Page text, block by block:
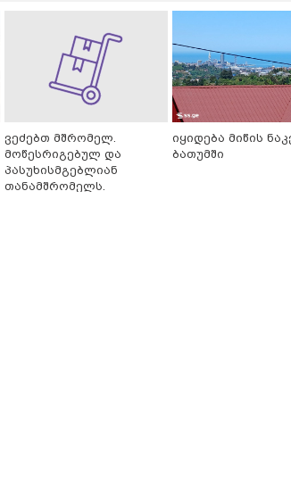
ვეძებთ მშრომელ.
მოწესრიგებულ და
პასუხისმგებლიან
თანამშრომელს.
იყიდება მიწის
ბათუმში